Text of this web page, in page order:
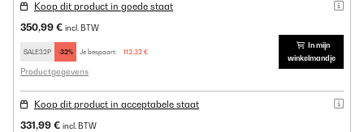
Koop dit product in goede staat
350,99 € incl. BTW
SALE32P -32% Je bespaart: 112,32 €
Productgegevens
In mijn
winkelmandje
Koop dit product in acceptabele staat
331,99 € incl. BTW